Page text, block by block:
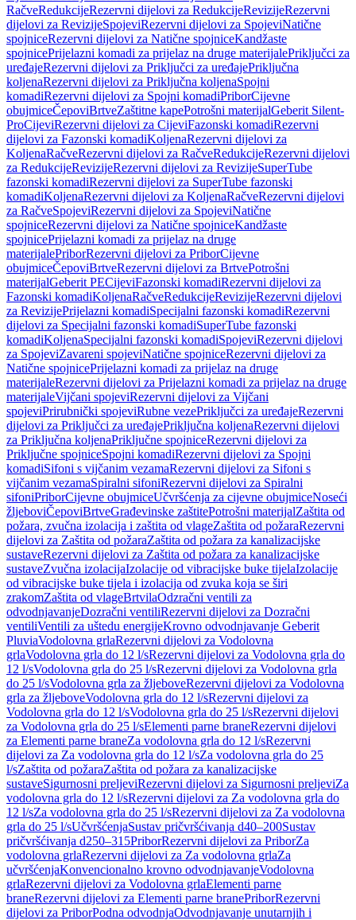
RačveRedukcijeRezervni dijelovi za RedukcijeRevizijeRezervni
dijelovi za RevizijeSpojeviRezervni dijelovi za SpojeviNatične
spojniceRezervni dijelovi za Natične spojniceKandžaste
spojnicePrijelazni komadi za prijelaz na druge materijalePriključci za
uređajeRezervni dijelovi za Priključci za uređajePriključna
koljenaRezervni dijelovi za Priključna koljenaSpojni
komadiRezervni dijelovi za Spojni komadiPriborCijevne
obujmiceČepoviBrtveZaštitne kapePotrošni materijalGeberit Silent-
ProCijeviRezervni dijelovi za CijeviFazonski komadiRezervni
dijelovi za Fazonski komadiKoljenaRezervni dijelovi za
KoljenaRačveRezervni dijelovi za RačveRedukcijeRezervni dijelovi
za RedukcijeRevizijeRezervni dijelovi za RevizijeSuperTube
fazonski komadiRezervni dijelovi za SuperTube fazonski
komadiKoljenaRezervni dijelovi za KoljenaRačveRezervni dijelovi
za RačveSpojeviRezervni dijelovi za SpojeviNatične
spojniceRezervni dijelovi za Natične spojniceKandžaste
spojnicePrijelazni komadi za prijelaz na druge
materijalePriborRezervni dijelovi za PriborCijevne
obujmiceČepoviBrtveRezervni dijelovi za BrtvePotrošni
materijalGeberit PECijeviFazonski komadiRezervni dijelovi za
Fazonski komadiKoljenaRačveRedukcijeRevizijeRezervni dijelovi
za RevizijePrijelazni komadiSpecijalni fazonski komadiRezervni
dijelovi za Specijalni fazonski komadiSuperTube fazonski
komadiKoljenaSpecijalni fazonski komadiSpojeviRezervni dijelovi
za SpojeviZavareni spojeviNatične spojniceRezervni dijelovi za
Natične spojnicePrijelazni komadi za prijelaz na druge
materijaleRezervni dijelovi za Prijelazni komadi za prijelaz na druge
materijaleVijčani spojeviRezervni dijelovi za Vijčani
spojeviPrirubnički spojeviRubne vezePriključci za uređajeRezervni
dijelovi za Priključci za uređajePriključna koljenaRezervni dijelovi
za Priključna koljenaPriključne spojniceRezervni dijelovi za
Priključne spojniceSpojni komadiRezervni dijelovi za Spojni
komadiSifoni s vijčanim vezamaRezervni dijelovi za Sifoni s
vijčanim vezamaSpiralni sifoniRezervni dijelovi za Spiralni
sifoniPriborCijevne obujmiceUčvršćenja za cijevne obujmiceNoseći
žljeboviČepoviBrtveGrađevinske zaštitePotrošni materijalZaštita od
požara, zvučna izolacija i zaštita od vlageZaštita od požaraRezervni
dijelovi za Zaštita od požaraZaštita od požara za kanalizacijske
sustaveRezervni dijelovi za Zaštita od požara za kanalizacijske
sustaveZvučna izolacijaIzolacije od vibracijske buke tijelaIzolacije
od vibracijske buke tijela i izolacija od zvuka koja se širi
zrakomZaštita od vlageBrtvilaOdzračni ventili za
odvodnjavanjeDozračni ventiliRezervni dijelovi za Dozračni
ventiliVentili za uštedu energijeKrovno odvodnjavanje Geberit
PluviaVodolovna grlaRezervni dijelovi za Vodolovna
grlaVodolovna grla do 12 l/sRezervni dijelovi za Vodolovna grla do
12 l/sVodolovna grla do 25 l/sRezervni dijelovi za Vodolovna grla
do 25 l/sVodolovna grla za žljeboveRezervni dijelovi za Vodolovna
grla za žljeboveVodolovna grla do 12 l/sRezervni dijelovi za
Vodolovna grla do 12 l/sVodolovna grla do 25 l/sRezervni dijelovi
za Vodolovna grla do 25 l/sElementi parne braneRezervni dijelovi
za Elementi parne braneZa vodolovna grla do 12 l/sRezervni
dijelovi za Za vodolovna grla do 12 l/sZa vodolovna grla do 25
l/sZaštita od požaraZaštita od požara za kanalizacijske
sustaveSigurnosni preljeviRezervni dijelovi za Sigurnosni preljeviZa
vodolovna grla do 12 l/sRezervni dijelovi za Za vodolovna grla do
12 l/sZa vodolovna grla do 25 l/sRezervni dijelovi za Za vodolovna
grla do 25 l/sUčvršćenjaSustav pričvršćivanja d40–200Sustav
pričvršćivanja d250–315PriborRezervni dijelovi za PriborZa
vodolovna grlaRezervni dijelovi za Za vodolovna grlaZa
učvršćenjaKonvencionalno krovno odvodnjavanjeVodolovna
grlaRezervni dijelovi za Vodolovna grlaElementi parne
braneRezervni dijelovi za Elementi parne branePriborRezervni
dijelovi za PriborPodna odvodnjaOdvodnjavanje unutarnjih i